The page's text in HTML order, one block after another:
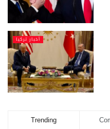
أخبار تركيا
Trending